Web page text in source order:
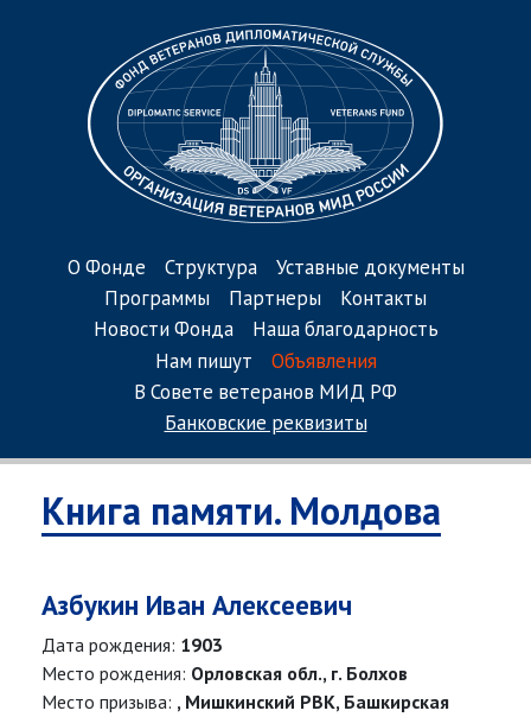
О Фонде Структура
Уставные документы
Программы
Партнеры
Контакты
Новости Фонда
Наша благодарность
Нам пишут
Объявления
В Совете ветеранов МИД РФ
Банковские реквизиты
Книга памяти. Молдова
Азбукин Иван Алексеевич
Дата рождения: 1903
Место рождения: Орловская обл., г. Болхов
Место призыва: , Мишкинский РВК, Башкирская